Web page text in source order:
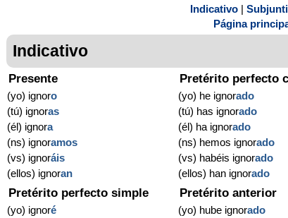
Indicativo
Página
Indicativo
Presente
(yo) ignoro
(tú) ignoras
(él) ignora
(ns) ignoramos
(vs) ignoráis
(ellos) ignoran
Pretérito perfecto
(yo) he ignorado
(tú) has ignorado
(él) ha ignorado
(ns) hemos ignorado
(vs) habéis ignorado
(ellos) han ignorado
Pretérito perfecto simple
(yo) ignoré
Pretérito anterior
(yo) hube ignorado